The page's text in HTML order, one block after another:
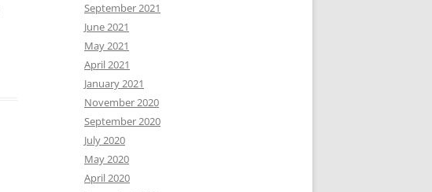
September 2021
June 2021
May 2021
April 2021
January 2021
November 2020
September 2020
July 2020
May 2020
April 2020